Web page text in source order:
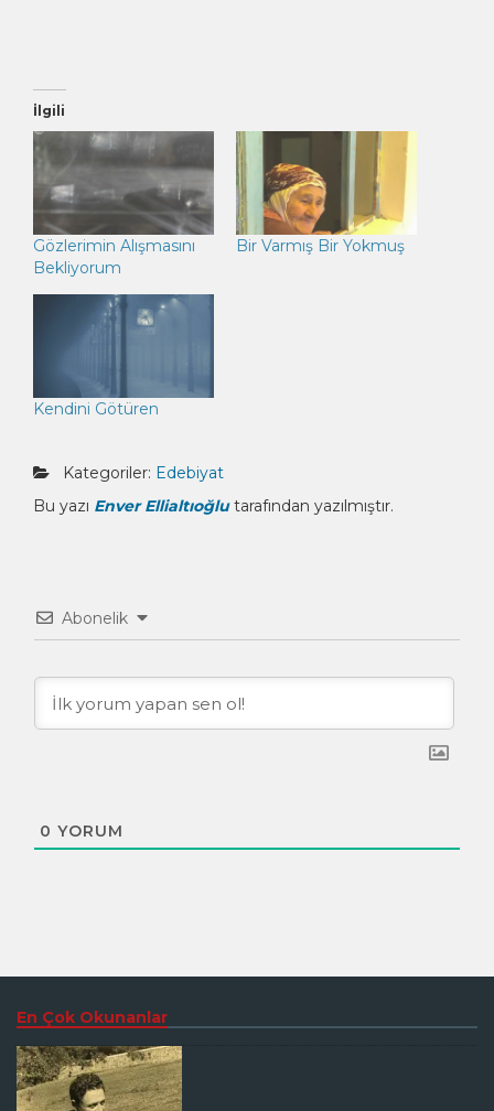
İlgili
Gözlerimin Alışmasını
Bekliyorum
Bir Varmış Bir Yokmuş
Kendini Götüren
Kategoriler: Edebiyat
Bu yazı Enver Ellialtıoğlutarafından yazılmıştır.
Abonelik
0 YORUM
En Çok Okunanlar